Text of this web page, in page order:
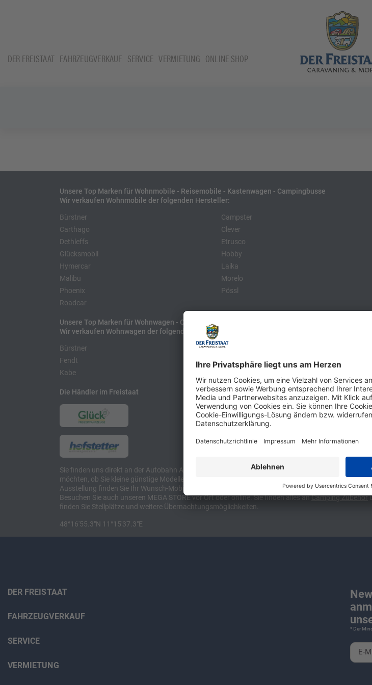
DER FREISTAAT FAHRZEUGVERKAUF SERVICE VERMIETUNG ONLINE SHOP
Unsere Top Marken für Wohnmobile - Reisemobile - Kastenwagen - Campingbusse
Wir verkaufen Wohnmobile der folgenden Hersteller:
Bürstner
Carthago
Dethleffs
Glücksmobil
Hymercar
Malibu
Phoenix
Roadcar
Campster
Clever
Etrusco
Hobby
Laika
Morelo
Pössl
Unsere Top Marken für Wohnwagen - Caravans
Wir verkaufen Wohnwagen der folgenden Hersteller:
Bürstner
Fendt
Kabe
Hobby
LMC
Die Händler im Freistaat
Sie finden uns direkt an der Autobahn A8 zwischen München und Stuttgart, 10 Minuten vor der
möchten, ob Sie kleine günstige Modelle suchen, etwa kompakte Camper Vans, oder den puren
Ausstellung finden Sie Ihr Wunsch-Mobil und alles für Camping und Caravaning!
Besuchen Sie auch unseren MEGA STORE vor Ort oder online. Sie finden alles anCampingZubehör
finden Sie Stellplätze und weitere Übernachtungsmöglichkeiten.
48°16'55.3"N 11°15'37.3"E
DER FREISTAAT
FAHRZEUGVERKAUF
SERVICE
VERMIETUNG
* Der